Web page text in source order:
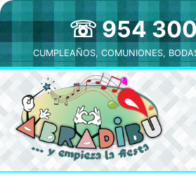
☏ 954
CUMPLEAÑOS, COMUNIONES,